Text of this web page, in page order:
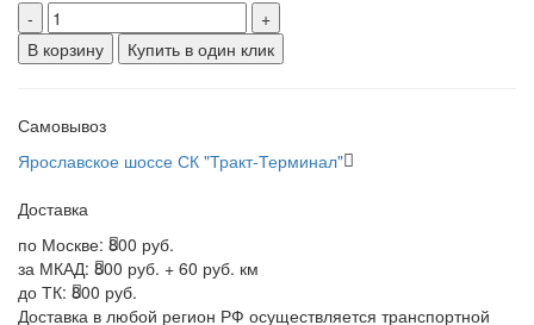
-
+
В корзину
Купить в один клик
Самовывоз
Ярославское шоссе СК "Тракт-Терминал"
Доставка
по Москве: 800 руб.
за МКАД: 800 руб. + 60 руб. км
до ТК: 800 руб.
Доставка в любой регион РФ осуществляется транспортной